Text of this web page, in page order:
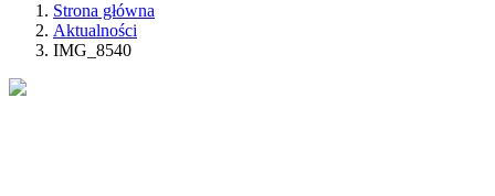
Strona główna
Aktualności
IMG_8540